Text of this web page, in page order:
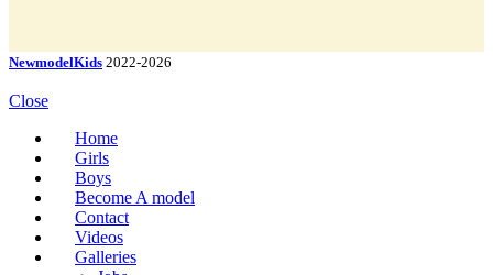
NewmodelKids 2022-2026
Close
Home
Girls
Boys
Become A model
Contact
Videos
Galleries